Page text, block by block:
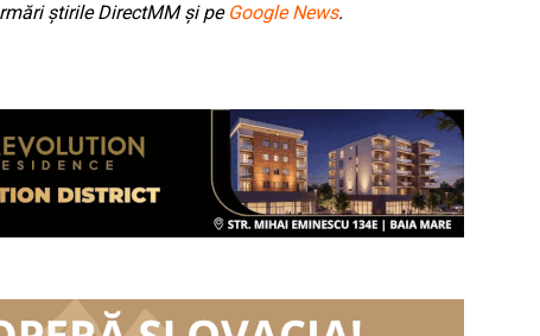
știrile DirectMM și pe Google News.